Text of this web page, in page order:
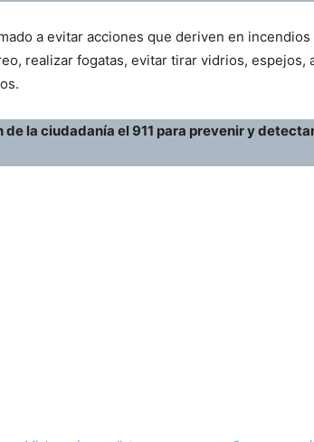
a evitar acciones que deriven en incendios
realizar fogatas, evitar tirar vidrios, espejos,
de la ciudadanía el 911 para prevenir y